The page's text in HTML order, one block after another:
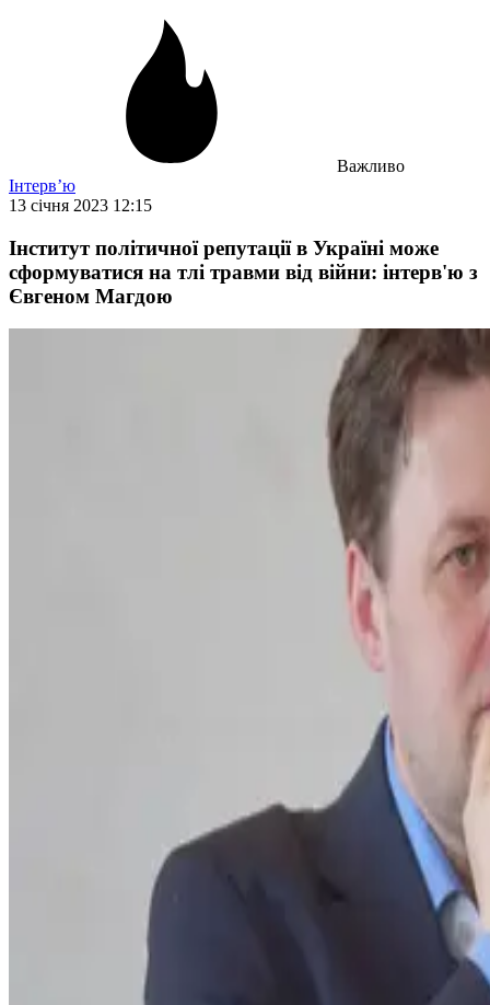
Важливо
Інтерв’ю
13 січня 2023 12:15
Інститут політичної репутації в Україні може
сформуватися на тлі травми від війни: інтерв'ю з
Євгеном Магдою